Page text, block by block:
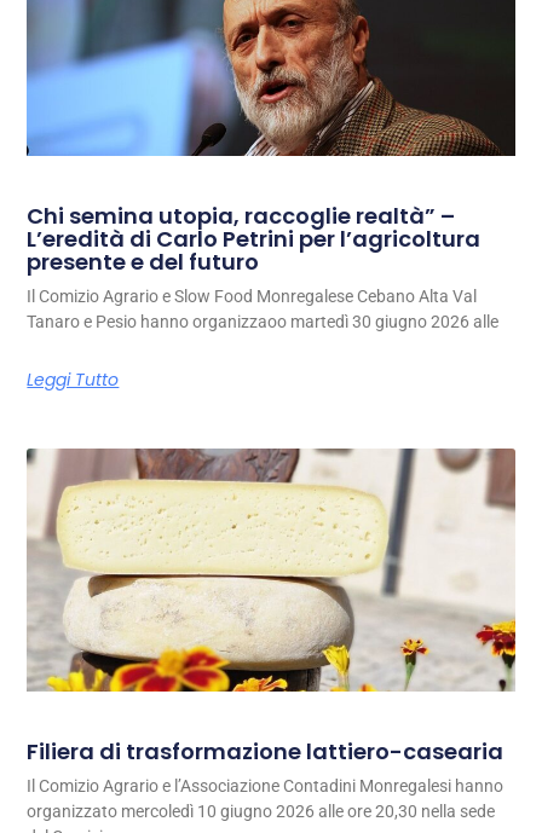
Chi semina utopia, raccoglie realtà” –
L’eredità di Carlo Petrini per l’agricoltura
presente e del futuro
Il Comizio Agrario e Slow Food Monregalese Cebano Alta Val
Tanaro e Pesio hanno organizzaoo martedì 30 giugno 2026 alle
Leggi Tutto
Filiera di trasformazione lattiero-casearia
Il Comizio Agrario e l’Associazione Contadini Monregalesi hanno
organizzato mercoledì 10 giugno 2026 alle ore 20,30 nella sede